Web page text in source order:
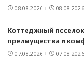
08.08.2026 08.08.2026
Коттеджный
преимущества и
07.08.2026 07.08.2026